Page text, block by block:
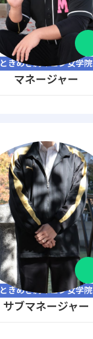
ときめき胸キュン女学院
マネージャー
ときめき胸キュン女学院
サブマネージャー